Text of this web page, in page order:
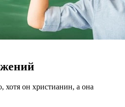
он христианин, а она